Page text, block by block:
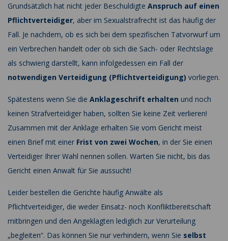
Grundsätzlich hat nicht jeder Beschuldigte Anspruch auf einen
Pflichtverteidiger, aber im Sexualstrafrecht ist das häufig der
Fall. Je nachdem, ob es sich bei dem spezifischen Tatvorwurf um
ein Verbrechen handelt oder ob sich die Sach- oder Rechtslage
als schwierig darstellt, kann infolgedessen ein Fall der
notwendigen Verteidigung (Pflichtverteidigung) vorliegen.
Spätestens wenn Sie die Anklageschrift erhalten und noch
keinen Strafverteidiger haben, sollten Sie keine Zeit verlieren!
Zusammen mit der Anklage erhalten Sie vom Gericht meist
einen Brief mit einer Frist von zwei Wochen, in der Sie einen
Verteidiger Ihrer Wahl nennen sollen. Warten Sie nicht, bis das
Gericht einen Anwalt für Sie aussucht!
Leider bestellen die Gerichte häufig Anwälte als
Pflichtverteidiger, die weder Einsatz- noch Konfliktbereitschaft
mitbringen und den Angeklagten lediglich zur Verurteilung
„begleiten“. Das können Sie nur verhindern, wenn Sie selbst